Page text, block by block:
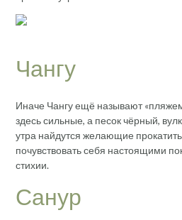
Чангу
Иначе Чангу ещё называют
здесь сильные, а песок чёрный,
утра найдутся желающие
почувствовать себя настоящими
стихии.
Санур